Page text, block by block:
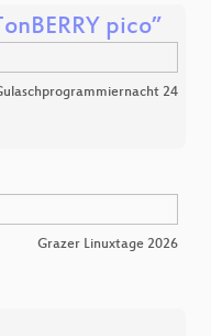
pico”
24
Grazer Linuxtage 2026